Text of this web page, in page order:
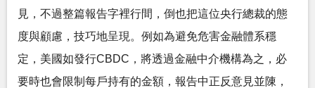
見，不過整篇報告字裡行間，倒也把這位央行總裁的態
度與顧慮，技巧地呈現。例如為避免危害金融體系穩
定，美國如發行CBDC，將透過金融中介機構為之，必
要時也會限制每戶持有的金額，報告中正反意見並陳，